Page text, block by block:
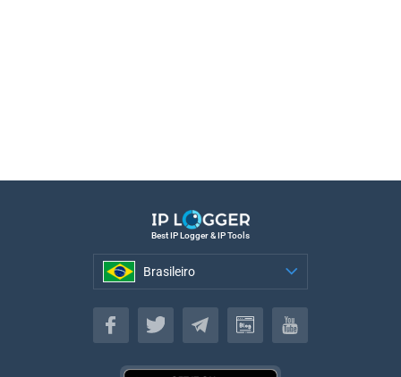
Best IP Logger & IP Tools
Brasileiro
Brasileiro